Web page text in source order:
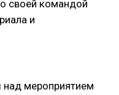
своей командой
и
мероприятием